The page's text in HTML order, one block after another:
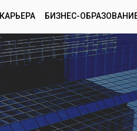
КАРЬЕРА БИЗНЕС-